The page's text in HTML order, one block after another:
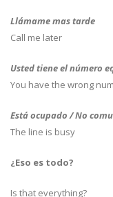
Llámame mas tarde
Call me later
Usted tiene el número
You have the wrong
Está ocupado / No
The line is busy
¿Eso es todo?
Is that everything?